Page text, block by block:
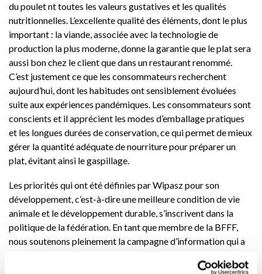
du poulet nt toutes les valeurs gustatives et les qualités
nutritionnelles. L’excellente qualité des éléments, dont le plus
important : la viande, associée avec la technologie de
production la plus moderne, donne la garantie que le plat sera
aussi bon chez le client que dans un restaurant renommé.
C’est justement ce que les consommateurs recherchent
aujourd’hui, dont les habitudes ont sensiblement évoluées
suite aux expériences pandémiques. Les consommateurs sont
conscients et il apprécient les modes d’emballage pratiques
et les longues durées de conservation, ce qui permet de mieux
gérer la quantité adéquate de nourriture pour préparer un
plat, évitant ainsi le gaspillage.
Les priorités qui ont été définies par Wipasz pour son
développement, c’est-à-dire une meilleure condition de vie
animale et le développement durable, s’inscrivent dans la
politique de la fédération. En tant que membre de la BFFF,
nous soutenons pleinement la campagne d’information qui a
Frozen Food Revolution. Cette campagne était adressée aux